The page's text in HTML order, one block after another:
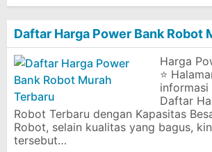
Daftar Harga Power Bank Robot
Harga
⭐
Daftar
Robot Terbaru dengan Kapasitas
Robot, selain kualitas yang bagus,
tersebut…